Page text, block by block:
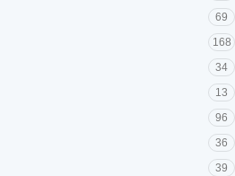
69
168
34
13
96
36
39